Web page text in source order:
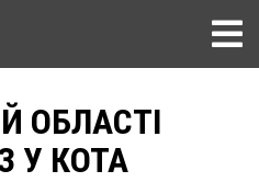
ОБЛАСТІ
У КОТА